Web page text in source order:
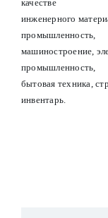
качестве
инженерного
промышленность,
машиностроение,
промышленность,
бытовая техника,
инвентарь.